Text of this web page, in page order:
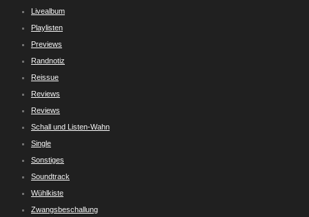
Livealbum
Playlisten
Previews
Randnotiz
Reissue
Reviews
Reviews
Schall und Listen-Wahn
Single
Sonstiges
Soundtrack
Wühlkiste
Zwangsbeschallung